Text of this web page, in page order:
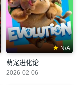
N/A
萌宠进化论
2026-02-06